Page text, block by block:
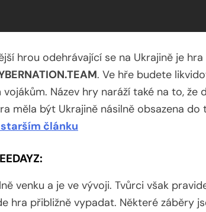
hrou odehrávající se na Ukrajině je hra
. Ve hře budete
Název hry naráží také na to, že
měla být Ukrajině násilně obsazena do
článku
venku a je ve vývoji. Tvůrci však
hra přibližně vypadat. Některé záběry